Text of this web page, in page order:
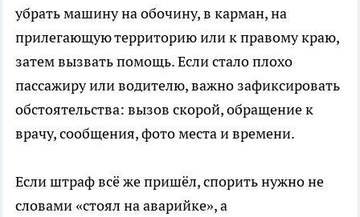
убрать машину на обочину, в карман, на
прилегающую территорию или к правому краю,
затем вызвать помощь. Если стало плохо
пассажиру или водителю, важно зафиксировать
обстоятельства: вызов скорой, обращение к
врачу, сообщения, фото места и времени.
Если штраф всё же пришёл, спорить нужно не
словами «стоял на аварийке», а